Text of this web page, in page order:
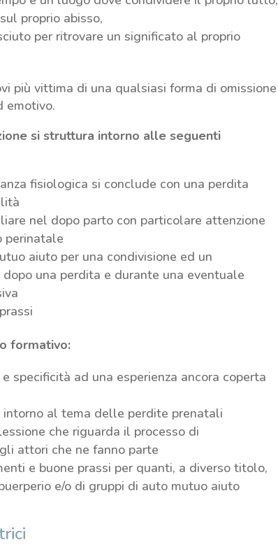
proprio abisso,
per ritrovare un significato al proprio
più vittima di una qualsiasi forma di omissione
emotivo.
si struttura intorno alle seguenti
fisiologica si conclude con una perdita
nel dopo parto con particolare attenzione
perinatale
aiuto per una condivisione ed un
una perdita e durante una eventuale
formativo:
specificità ad una esperienza ancora coperta
intorno al tema delle perdite prenatali
che riguarda il processo di
attori che ne fanno parte
e buone prassi per quanti, a diverso titolo,
e/o di gruppi di auto mutuo aiuto